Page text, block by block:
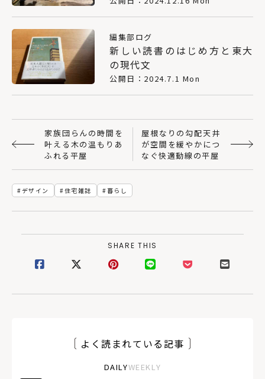
編集部ログ
新しい読書のはじめ方と東大
の現代文
公開日：2024.7.1 Mon
家族団らんの時間を
叶える木の温もりあ
ふれる平屋
屋根なりの勾配天井
が空間を緩やかにつ
なぐ快適動線の平屋
デザイン 住宅雑誌 暮らし
SHARE THIS
よく読まれている記事
DAILYWEEKLY